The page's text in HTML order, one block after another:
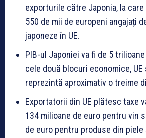
exporturile către Japonia, la care
550 de mii de europeni angajați
japoneze în UE.
PIB-ul Japoniei va fi de 5
cele două blocuri economice, UE
reprezintă aproximativ o treime
Exportatorii din UE plătesc taxe
134 milioane de euro pentru vin
de euro pentru produse din